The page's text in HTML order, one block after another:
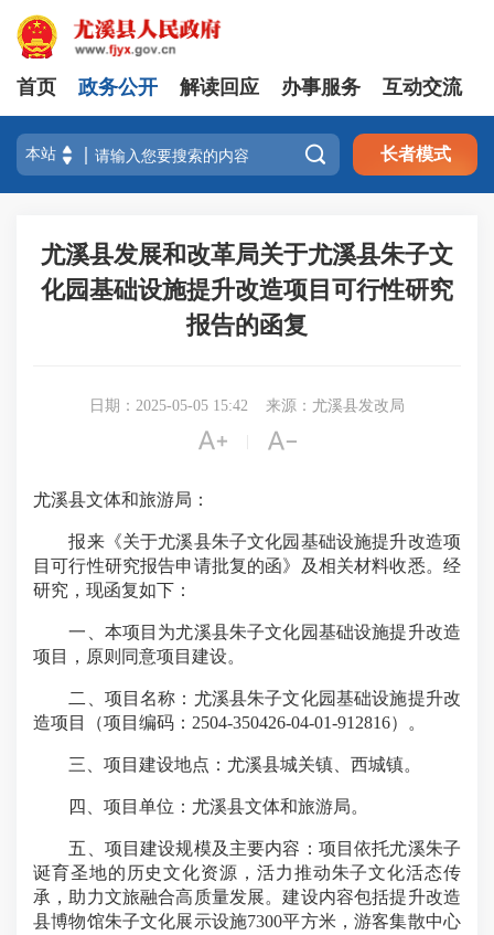
首页 政务公开 解读回应 办事服务 互动交流
 长者模式
尤溪县发展和改革局关于尤溪县朱子文
化园基础设施提升改造项目可行性研究
报告的函复
日期：2025-05-05 15:42 来源：尤溪县发改局
 
尤溪县文体和旅游局：
报来《关于尤溪县朱子文化园基础设施提升改造项
目可行性研究报告申请批复的函》及相关材料收悉。经
研究，现函复如下：
一、本项目为尤溪县朱子文化园基础设施提升改造
项目，原则同意项目建设。
二、项目名称：尤溪县朱子文化园基础设施提升改
造项目（项目编码：2504-350426-04-01-912816）。
三、项目建设地点：尤溪县城关镇、西城镇。
四、项目单位：尤溪县文体和旅游局。
五、项目建设规模及主要内容：项目依托尤溪朱子
诞育圣地的历史文化资源，活力推动朱子文化活态传
承，助力文旅融合高质量发展。建设内容包括提升改造
县博物馆朱子文化展示设施7300平方米，游客集散中心